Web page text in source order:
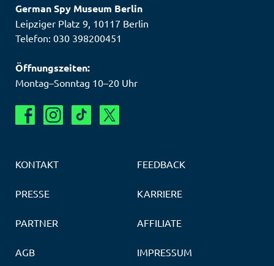
German Spy Museum Berlin
Leipziger Platz 9 10117 Berlin
Telefon: 030 398200451
Öffnungszeiten:
Montag–Sonntag 10–20 Uhr
KONTAKT FEEDBACK
PRESSE KARRIERE
PARTNER AFFILIATE
AGB IMPRESSUM